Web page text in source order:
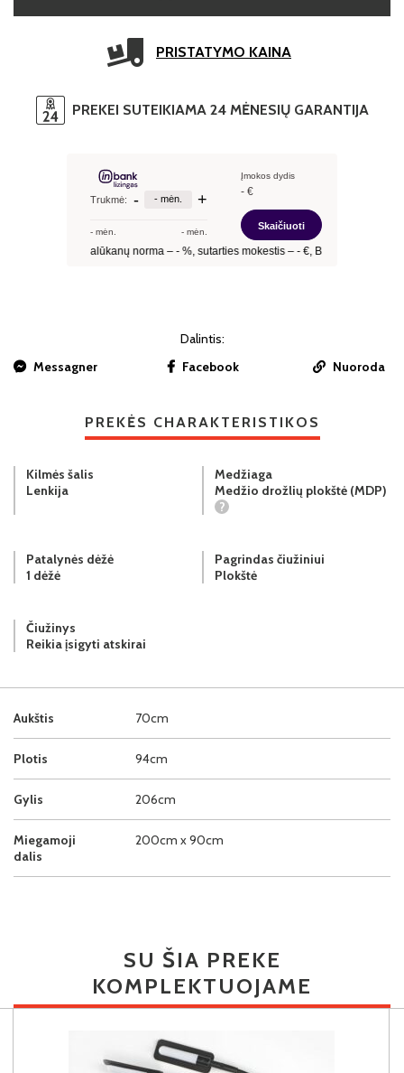
PRISTATYMO KAINA
PREKEI SUTEIKIAMA 24 MĖNESIŲ GARANTIJA
Dalintis:
Messagner
Facebook Nuoroda
PREKĖS CHARAKTERISTIKOS
Aukštis 70cm
Plotis 94cm
Gylis 206cm
Miegamoji
dalis
200cm x 90cm
Kilmės šalis
Lenkija
Medžiaga
Medžio drožlių plokštė (MDP)
?
Patalynės dėžė
1 dėžė
Pagrindas čiužiniui
Plokštė
Čiužinys
Reikia įsigyti atskirai
SU ŠIA PREKE
KOMPLEKTUOJAME